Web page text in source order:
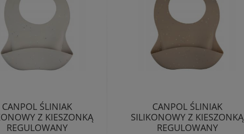
CANPOL ŚLINIAK
Z KIESZONKĄ
REGULOWANY
CANPOL ŚLINIAK
SILIKONOWY Z KIESZONKĄ
REGULOWANY